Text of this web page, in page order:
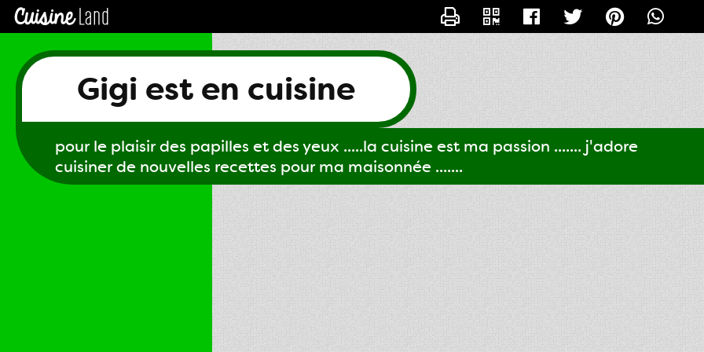
Gigi est en cuisine
pour le plaisir des papilles et des yeux .....la cuisine est ma passion ....... j'adore
cuisiner de nouvelles recettes pour ma maisonnée .......
CONTACTER GIGI61